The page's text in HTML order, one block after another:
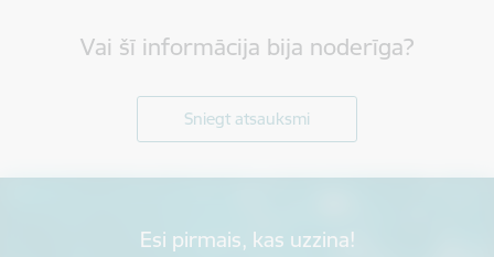
Vai šī informācija bija noderīga?
Sniegt atsauksmi
Esi pirmais, kas uzzina!